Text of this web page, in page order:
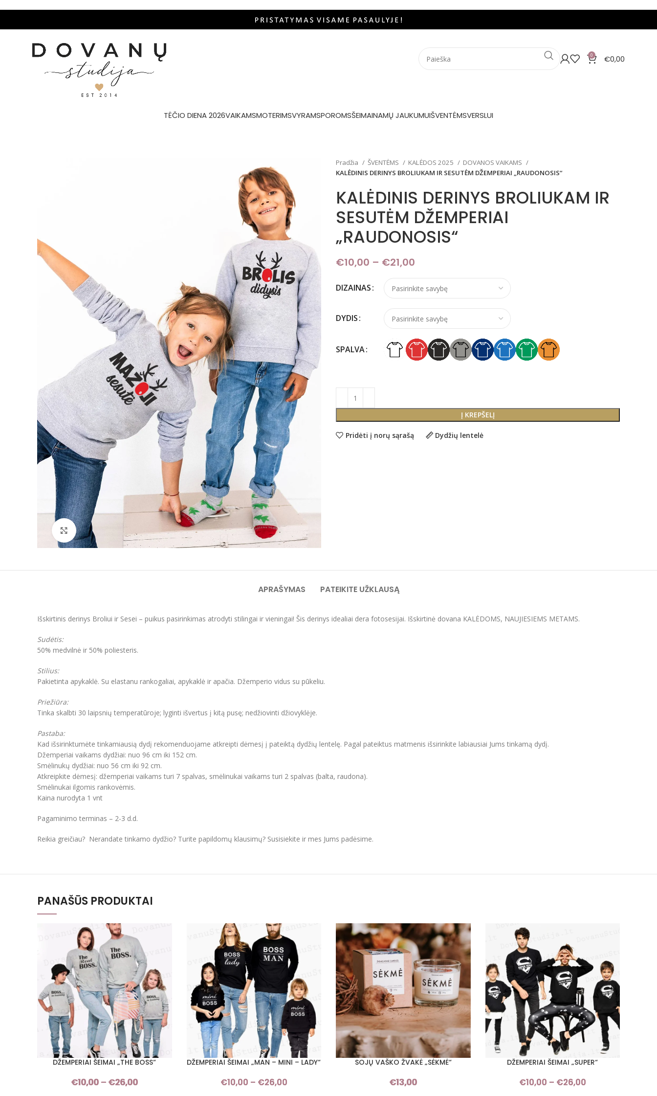
0 €0,00
TĖČIO DIENA 2026VAIKAMSMOTERIMSVYRAMSPOROMSŠEIMAINAMŲ JAUKUMUIŠVENTĖMSVERSLUI
Padidinti
Pradžia ŠVENTĖMS KALĖDOS 2025
DOVANOS VAIKAMS
KALĖDINIS DERINYS BROLIUKAM IR SESUTĖM DŽEMPERIAI „RAUDONOSIS“
KALĖDINIS DERINYS BROLIUKAM IR
SESUTĖM DŽEMPERIAI
„RAUDONOSIS“
€10,00 – €21,00
DIZAINAS
DYDIS
SPALVA
Į KREPŠELĮ
Pridėti į norų sąrašą Dydžių lentelė
APRAŠYMAS PATEIKITE UŽKLAUSĄ
Išskirtinis derinys Broliui ir Sesei – puikus pasirinkimas atrodyti stilingai ir vieningai! Šis derinys idealiai dera fotosesijai. Išskirtinė dovana KALĖDOMS, NAUJIESIEMS METAMS.
Sudėtis:
50% medvilnė ir 50% poliesteris.
Stilius:
Pakietinta apykaklė. Su elastanu rankogaliai, apykaklė ir apačia. Džemperio vidus su pūkeliu.
Priežiūra:
Tinka skalbti 30 laipsnių temperatūroje; lyginti išvertus į kitą pusę; nedžiovinti džiovyklėje.
Pastaba:
Kad išsirinktumėte tinkamiausią dydį rekomenduojame atkreipti dėmesį į pateiktą dydžių lentelę. Pagal pateiktus matmenis išsirinkite labiausiai Jums tinkamą dydį.
Džemperiai vaikams dydžiai: nuo 96 cm iki 152 cm.
Smėlinukų dydžiai: nuo 56 cm iki 92 cm.
Atkreipkite dėmesį: džemperiai vaikams turi 7 spalvas, smėlinukai vaikams turi 2 spalvas (balta, raudona).
Smėlinukai ilgomis rankovėmis.
Kaina nurodyta 1 vnt
Pagaminimo terminas – 2-3 d.d.
Reikia greičiau? Nerandate tinkamo dydžio? Turite papildomų klausimų? Susisiekite ir mes Jums padėsime.
PANAŠŪS PRODUKTAI
PASIRINKTI SAVYBES
DŽEMPERIAI ŠEIMAI „THE BOSS“
€10,00 – €26,00
PASIRINKTI SAVYBES
DŽEMPERIAI ŠEIMAI „MAN – MINI – LADY“
€10,00 – €26,00
PASIRINKTI SAVYBES
SOJŲ VAŠKO ŽVAKĖ „SĖKMĖ“
€13,00
PASIRINKTI SAVYBES
DŽEMPERIAI ŠEIMAI „SUPER“
€10,00 – €26,00